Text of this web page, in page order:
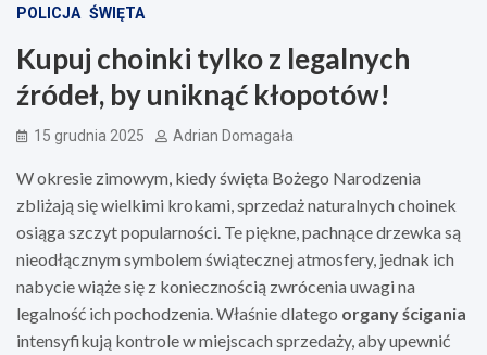
POLICJA ŚWIĘTA
Kupuj choinki tylko z legalnych
źródeł, by uniknąć kłopotów!
15 grudnia 2025 Adrian Domagała
W okresie zimowym, kiedy święta Bożego Narodzenia
zbliżają się wielkimi krokami, sprzedaż naturalnych choinek
osiąga szczyt popularności. Te piękne, pachnące drzewka są
nieodłącznym symbolem świątecznej atmosfery, jednak ich
nabycie wiąże się z koniecznością zwrócenia uwagi na
legalność ich pochodzenia. Właśnie dlatego organy ścigania
intensyfikują kontrole w miejscach sprzedaży, aby upewnić